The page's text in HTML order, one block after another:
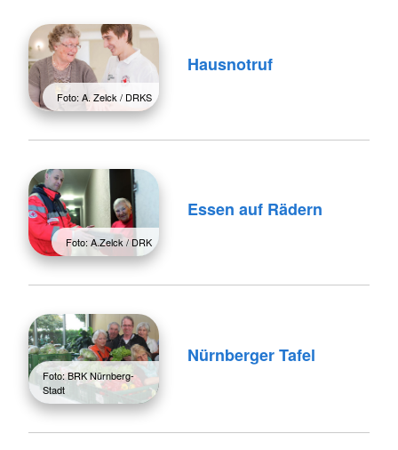
Foto: A. Zelck / DRKS
Hausnotruf
Foto: A.Zelck / DRK
Essen auf Rädern
Foto: BRK Nürnberg-
Stadt
Nürnberger Tafel